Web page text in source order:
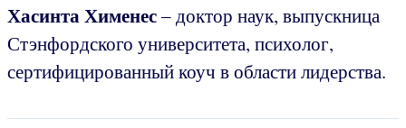
Хасинта Хименес‒ доктор наук, выпускница
Стэнфордского университета, психолог,
сертифицированный коуч в области лидерства.